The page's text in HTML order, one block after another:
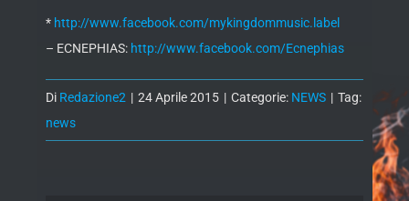
* http://www.facebook.com/mykingdommusic.label
– ECNEPHIAS: http://www.facebook.com/Ecnephias
Di Redazione2 | 24 Aprile 2015 | Categorie: NEWS | Tag:
news